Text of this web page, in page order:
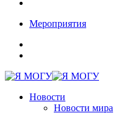
Мероприятия
Новости
Новости мира